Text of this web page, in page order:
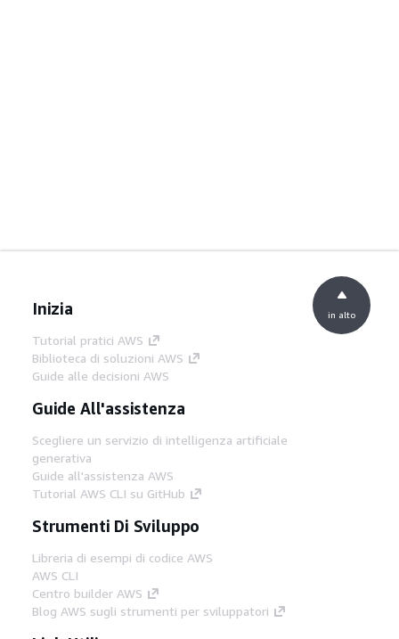
Inizia
Tutorial pratici AWS
Biblioteca di soluzioni AWS
Guide alle decisioni AWS
Guide All'assistenza
Scegliere un servizio di intelligenza artificiale
generativa
Guide all'assistenza AWS
Tutorial AWS CLI su GitHub
Strumenti Di Sviluppo
Libreria di esempi di codice AWS
AWS CLI
Centro builder AWS
Blog AWS sugli strumenti per sviluppatori
in alto